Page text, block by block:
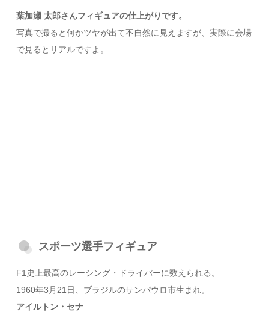
葉加瀬 太郎さんフィギュアの仕上がりです。
写真で撮ると何かツヤが出て不自然に見えますが、実際に会場
で見るとリアルですよ。
スポーツ選手フィギュア
F1史上最高のレーシング・ドライバーに数えられる。
1960年3月21日、ブラジルのサンパウロ市生まれ。
アイルトン・セナ